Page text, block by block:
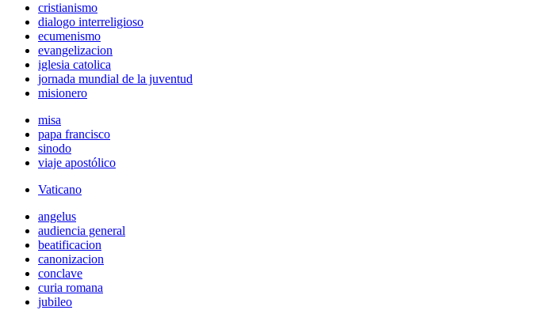
cristianismo
dialogo interreligioso
ecumenismo
evangelizacion
iglesia catolica
jornada mundial de la juventud
misionero
misa
papa francisco
sinodo
viaje apostólico
Vaticano
angelus
audiencia general
beatificacion
canonizacion
conclave
curia romana
jubileo